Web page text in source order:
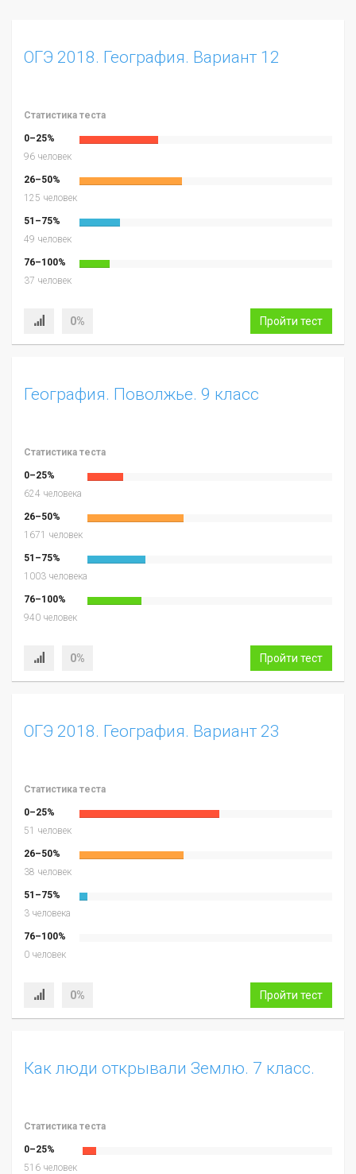
ОГЭ 2018. География. Вариант 12
Статистика теста
0–25%
96 человек
26–50%
125 человек
51–75%
49 человек
76–100%
37 человек
0% Пройти тест
География. Поволжье. 9 класс
Статистика теста
0–25%
624 человека
26–50%
1671 человек
51–75%
1003 человека
76–100%
940 человек
0% Пройти тест
ОГЭ 2018. География. Вариант 23
Статистика теста
0–25%
51 человек
26–50%
38 человек
51–75%
3 человека
76–100%
0 человек
0% Пройти тест
Как люди открывали Землю. 7 класс.
Статистика теста
0–25%
516 человек